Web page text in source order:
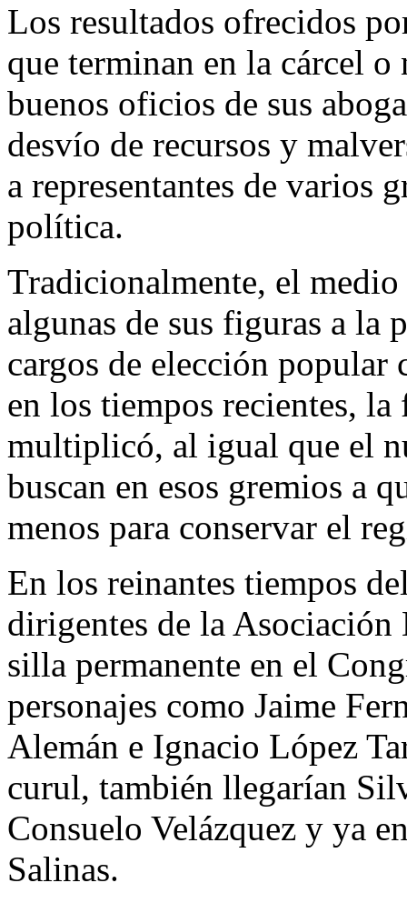
Los resultados ofrecidos
que terminan en la cárcel
buenos oficios de sus
desvío de recursos y
a representantes de varios
política.
Tradicionalmente, el
algunas de sus figuras a la
cargos de elección popular
en los tiempos recientes, la
multiplicó, al igual que el
buscan en esos gremios a
menos para conservar el
En los reinantes tiempos
dirigentes de la
silla permanente en el
personajes como Jaime
Alemán e Ignacio López
curul, también llegarían
Consuelo Velázquez y ya
Salinas.